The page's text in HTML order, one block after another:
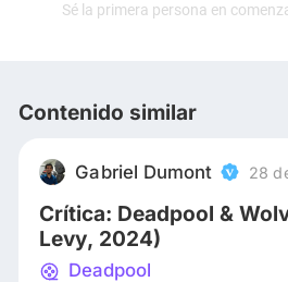
Sé la primera persona en
Contenido similar
Gabriel Dumont 28
Crítica: Deadpool &
Levy, 2024)
Deadpool